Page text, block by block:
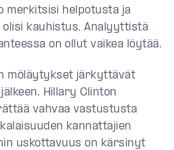
merkitsisi helpotusta ja
olisi kauhistus. Analyyttistä
on ollut vaikea löytää.
möläytykset järkyttävät
Hillary Clinton
vahvaa vastustusta
kannattajien
uskottavuus on kärsinyt